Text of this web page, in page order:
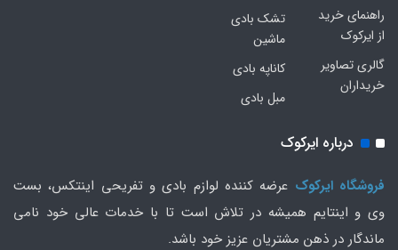
راهنمای خرید
از ایرکوک
گالری تصاویر
خریداران
تشک بادی
ماشین
کاناپه بادی
مبل بادی
درباره ایرکوک
فروشگاه ایرکوک عرضه کننده لوازم بادی و تفریحی اینتکس، بست
وی و اینتایم همیشه در تلاش است تا با خدمات عالی خود نامی
ماندگار در ذهن مشتریان عزیز خود باشد.